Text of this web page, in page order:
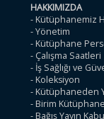
HAKKIMIZDA
- Kütüphanemiz
- Yönetim
- Kütüphane
- Çalışma Saatleri
- İş Sağlığı ve
- Koleksiyon
- Kütüphaneden
- Birim
- Bağış Yayın